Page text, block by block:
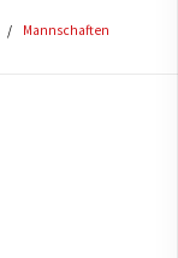
Mannschaften